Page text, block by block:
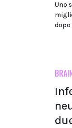
Uno
dopo